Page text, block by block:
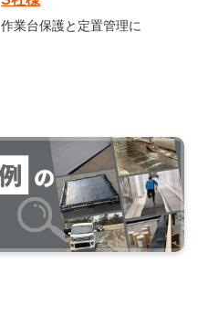
作業台保護と定置管理に